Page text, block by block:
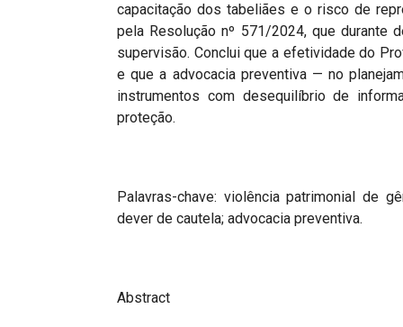
capacitação dos tabeliães e o risco de
pela Resolução nº 571/2024, que
supervisão. Conclui que a efetividade do
e que a advocacia preventiva — no
instrumentos com desequilíbrio de
proteção.
Palavras-chave: violência patrimonial de
dever de cautela; advocacia preventiva.
Abstract